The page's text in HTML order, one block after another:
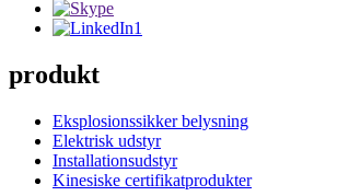
produkt
Eksplosionssikker belysning
Elektrisk udstyr
Installationsudstyr
Kinesiske certifikatprodukter